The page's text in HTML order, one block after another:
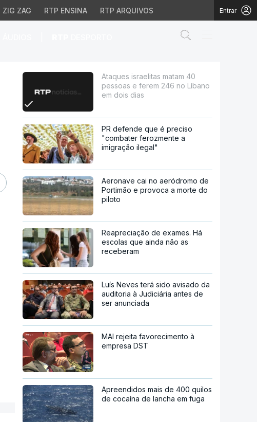
ZIG ZAG RTP ENSINA RTP ARQUIVOS Entrar
246 no Líbano em
Ataques israelitas matam 40
pessoas e ferem 246 no Líbano
em dois dias
PR defende que é preciso
"combater ferozmente a
imigração ilegal"
Aeronave cai no aeródromo de
Portimão e provoca a morte do
piloto
Reapreciação de exames. Há
escolas que ainda não as
receberam
Luís Neves terá sido avisado da
auditoria à Judiciária antes de
ser anunciada
MAI rejeita favorecimento à
empresa DST
Apreendidos mais de 400 quilos
de cocaína de lancha em fuga